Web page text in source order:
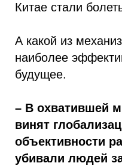
Китае стали
А какой из
наиболее
будущее.
– В охватившей
винят
объективности
убивали людей